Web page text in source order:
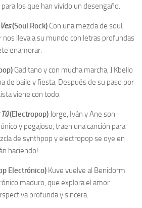
los que han vivido un desengaño.
(Soul Rock) Con una mezcla de soul,
nos lleva a su mundo con letras profundas
enamorar.
Gaditano y con mucha marcha, J Kbello
de baile y fiesta. Después de su paso por
viene con todo.
(Electropop) Jorge, Iván y Ane son
y pegajoso, traen una canción para
de synthpop y electropop se oye en
haciendo!
Electrónico) Kuve vuelve al Benidorm
maduro, que explora el amor
profunda y sincera.